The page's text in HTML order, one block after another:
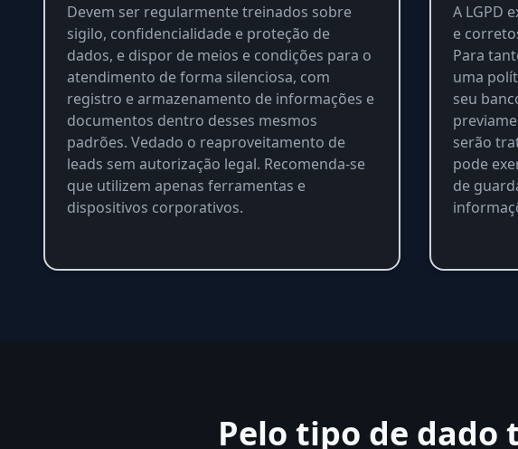
Devem ser regularmente treinados sobre
sigilo, confidencialidade e proteção de
dados, e dispor de meios e condições para o
atendimento de forma silenciosa, com
registro e armazenamento de informações e
documentos dentro desses mesmos
padrões. Vedado o reaproveitamento de
leads sem autorização legal. Recomenda-se
que utilizem apenas ferramentas e
dispositivos corporativos.
A LGPD
e
Para
uma
seu
serão
pode
de
Pelo tipo de dado